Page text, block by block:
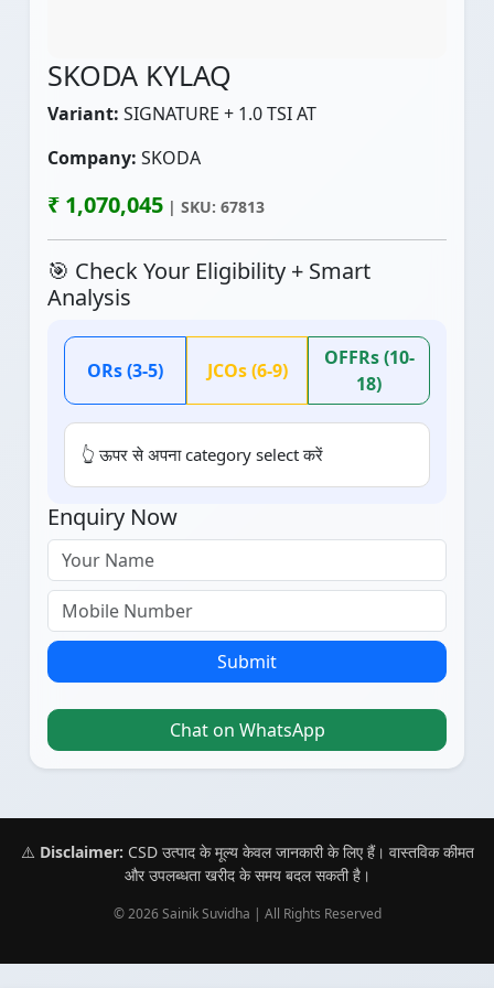
SKODA KYLAQ
Variant: SIGNATURE + 1.0 TSI AT
Company: SKODA
₹ 1,070,045 | SKU: 67813
🎯 Check Your Eligibility + Smart
Analysis
ORs (3-5) JCOs (6-9)
OFFRs (10-
18)
👆 ऊपर से अपना category select करें
Enquiry Now
Submit
Chat on WhatsApp
⚠️ Disclaimer: CSD उत्पाद के मूल्य केवल जानकारी के लिए हैं। वास्तविक कीमत
और उपलब्धता खरीद के समय बदल सकती है।
© 2026 Sainik Suvidha | All Rights Reserved